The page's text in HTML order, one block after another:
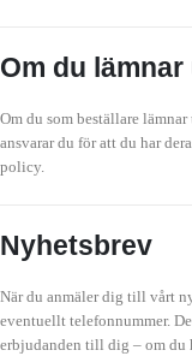
Om du
Om du som beställare
ansvarar du för att du har
policy.
Nyhetsbrev
När du anmäler dig till vårt
eventuellt telefonnummer.
erbjudanden till dig – om du